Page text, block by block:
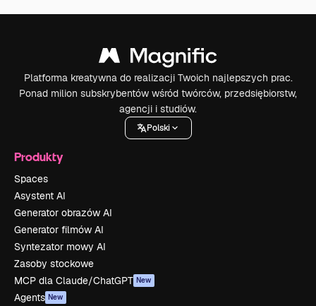
Platforma kreatywna do realizacji Twoich najlepszych prac.
Ponad milion subskrybentów wśród twórców, przedsiębiorstw,
agencji i studiów.
Polski
Produkty
Spaces
Asystent AI
Generator obrazów AI
Generator filmów AI
Syntezator mowy AI
Zasoby stockowe
MCP dla Claude/ChatGPT New
Agents New